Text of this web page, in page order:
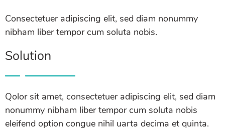
Consectetuer adipiscing elit, sed diam nonummy
nibham liber tempor cum soluta nobis.
Solution
Qolor sit amet, consectetuer adipiscing elit, sed diam
nonummy nibham liber tempor cum soluta nobis
eleifend option congue nihil uarta decima et quinta.